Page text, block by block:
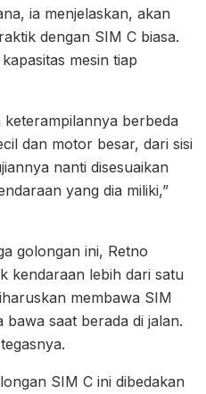
ia menjelaskan, akan
dengan SIM C biasa.
mesin tiap
keterampilannya berbeda
dan motor besar, dari sisi
nanti disesuaikan
yang dia miliki,”
golongan ini, Retno
kendaraan lebih dari satu
membawa SIM
saat berada di jalan.
SIM C ini dibedakan